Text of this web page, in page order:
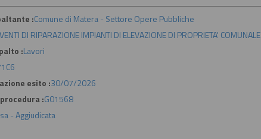
:Comune di Matera - Settore Opere Pubbliche
DI RIPARAZIONE IMPIANTI DI ELEVAZIONE DI PROPRIETA' COMUNALE
:Lavori
esito :30/07/2026
:G01568
- Aggiudicata